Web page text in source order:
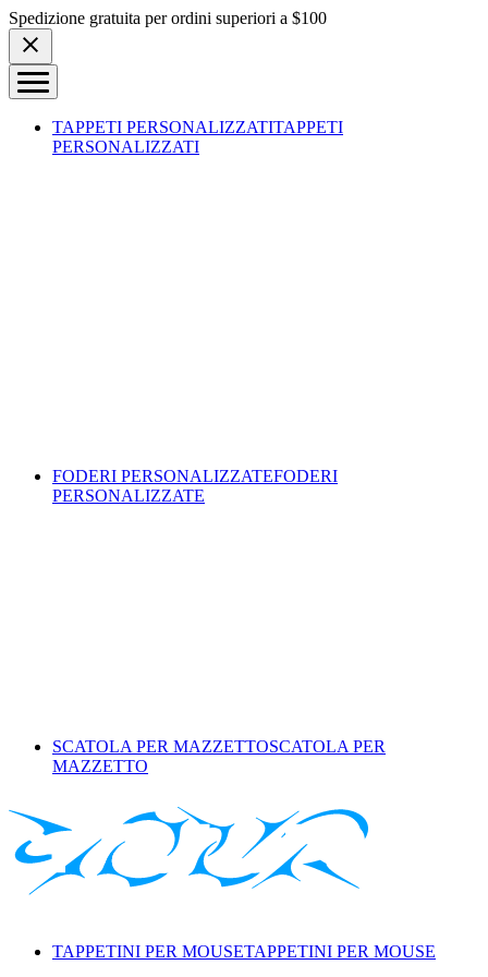
Skip to content
Spedizione gratuita per ordini superiori a $100
TAPPETI PERSONALIZZATITAPPETI
PERSONALIZZATI
FODERI PERSONALIZZATEFODERI
PERSONALIZZATE
SCATOLA PER MAZZETTOSCATOLA PER
MAZZETTO
TAPPETINI PER MOUSETAPPETINI PER MOUSE